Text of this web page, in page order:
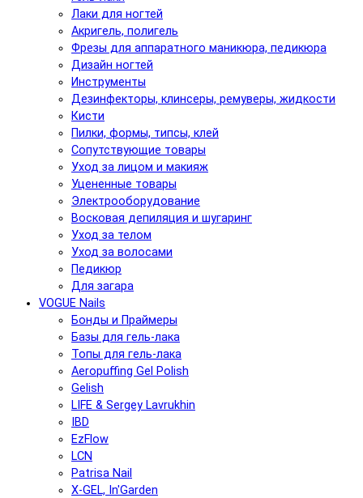
Лаки для ногтей
Акригель, полигель
Фрезы для аппаратного маникюра, педикюра
Дизайн ногтей
Инструменты
Дезинфекторы, клинсеры, ремуверы, жидкости
Кисти
Пилки, формы, типсы, клей
Сопутствующие товары
Уход за лицом и макияж
Уцененные товары
Электрооборудование
Восковая депиляция и шугаринг
Уход за телом
Уход за волосами
Педикюр
Для загара
VOGUE Nails
Бонды и Праймеры
Базы для гель-лака
Топы для гель-лака
Aeropuffing Gel Polish
Gelish
LIFE & Sergey Lavrukhin
IBD
EzFlow
LCN
Patrisa Nail
X-GEL, In'Garden